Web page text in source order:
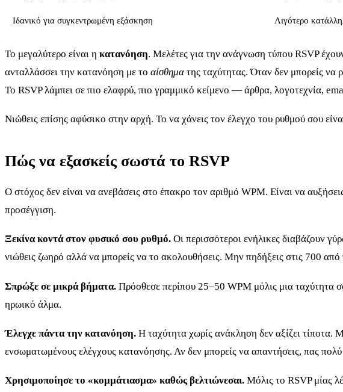
Ιδανικό για συγκεντρωμένη εξάσκηση Λιγότερο
Το μεγαλύτερο είναι η κατανόηση. Μελέτες για την ανάγνωση τύπου RSVP
ανταλλάσσει την κατανόηση με το αίσθημα της ταχύτητας. Όταν δεν μπορείς να
Το RSVP λάμπει σε πιο ελαφρύ, πιο γραμμικό κείμενο — άρθρα, λογοτεχνία,
Νιώθεις επίσης αφύσικο στην αρχή. Το να χάνεις τον έλεγχο του ρυθμού σου
Πώς να εξασκείς σωστά το RSVP
Ο στόχος δεν είναι να ανεβάσεις στο έπακρο τον αριθμό WPM. Είναι να
προσέγγιση.
Ξεκίνα κοντά στον φυσικό σου ρυθμό. Οι περισσότεροι ενήλικες διαβάζουν
νιώθεις ζωηρό αλλά να μπορείς να το ακολουθήσεις. Μην πηδήξεις στις 700
Σπρώξε σε μικρά βήματα. Πρόσθεσε περίπου 25–50 WPM μόλις μια ταχύτητα
ηρωικό άλμα.
Έλεγχε πάντα την κατανόηση. Η ταχύτητα χωρίς ανάκληση δεν αξίζει
ενσωματωμένους ελέγχους κατανόησης. Αν δεν μπορείς να απαντήσεις, πας
Χρησιμοποίησε το «κομμάτιασμα» καθώς βελτιώνεσαι. Μόλις το RSVP μίας